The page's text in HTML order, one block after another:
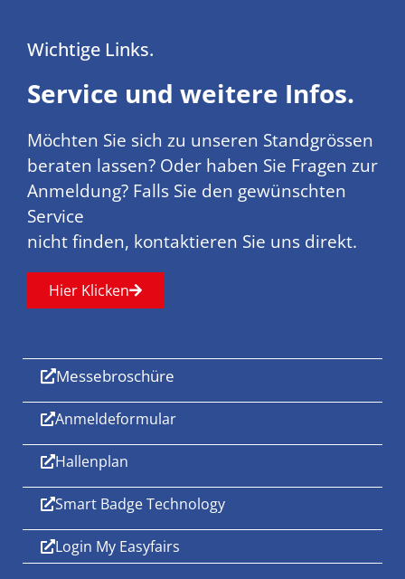
Wichtige Links.
Service und weitere Infos.
Möchten Sie sich zu unseren Standgrössen
beraten lassen? Oder haben Sie Fragen zur
Anmeldung? Falls Sie den gewünschten
Service
nicht finden, kontaktieren Sie uns direkt.
Hier Klicken
Messebroschüre
Anmeldeformular
Hallenplan
Smart Badge Technology
Login My Easyfairs